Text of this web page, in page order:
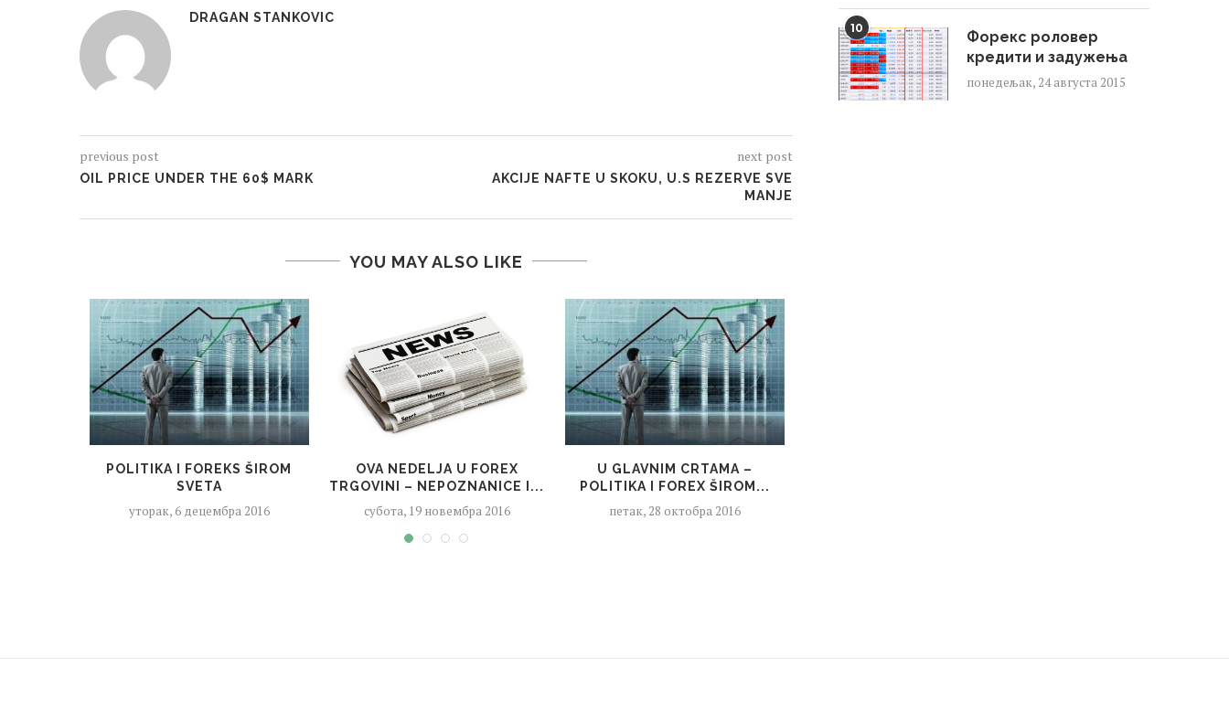
DRAGAN STANKOVIC
previous post
OIL PRICE UNDER THE 60$ MARK
next post
AKCIJE NAFTE U SKOKU, U.S REZERVE SVE
MANJE
YOU MAY ALSO LIKE
POLITIKA I FOREKS ŠIROM
SVETA
уторак, 6 децембра 2016
OVA NEDELJA U FOREX
TRGOVINI – NEPOZNANICE I...
субота, 19 новембра 2016
U GLAVNIM CRTAMA –
POLITIKA I FOREX ŠIROM...
петак, 28 октобра 2016
10
Форекс роловер
кредити и задужења
понедељак, 24 августа 2015